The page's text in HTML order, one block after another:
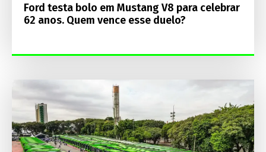
Ford testa bolo em Mustang V8 para celebrar
62 anos. Quem vence esse duelo?